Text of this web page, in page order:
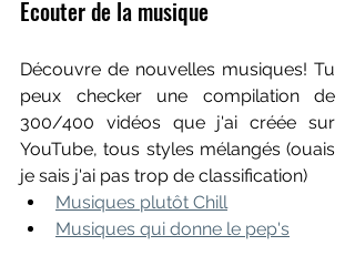
Ecouter de la musique
Découvre de nouvelles musiques! Tu
peux checker une compilation de
300/400 vidéos que j'ai créée sur
YouTube, tous styles mélangés (ouais
je sais j'ai pas trop de classification)
Musiques plutôt Chill
Musiques qui donne le pep's